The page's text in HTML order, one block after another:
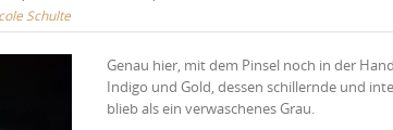
Schulte
Genau hier, mit dem Pinsel noch in der
Indigo und Gold, dessen schillernde und
blieb als ein verwaschenes Grau.